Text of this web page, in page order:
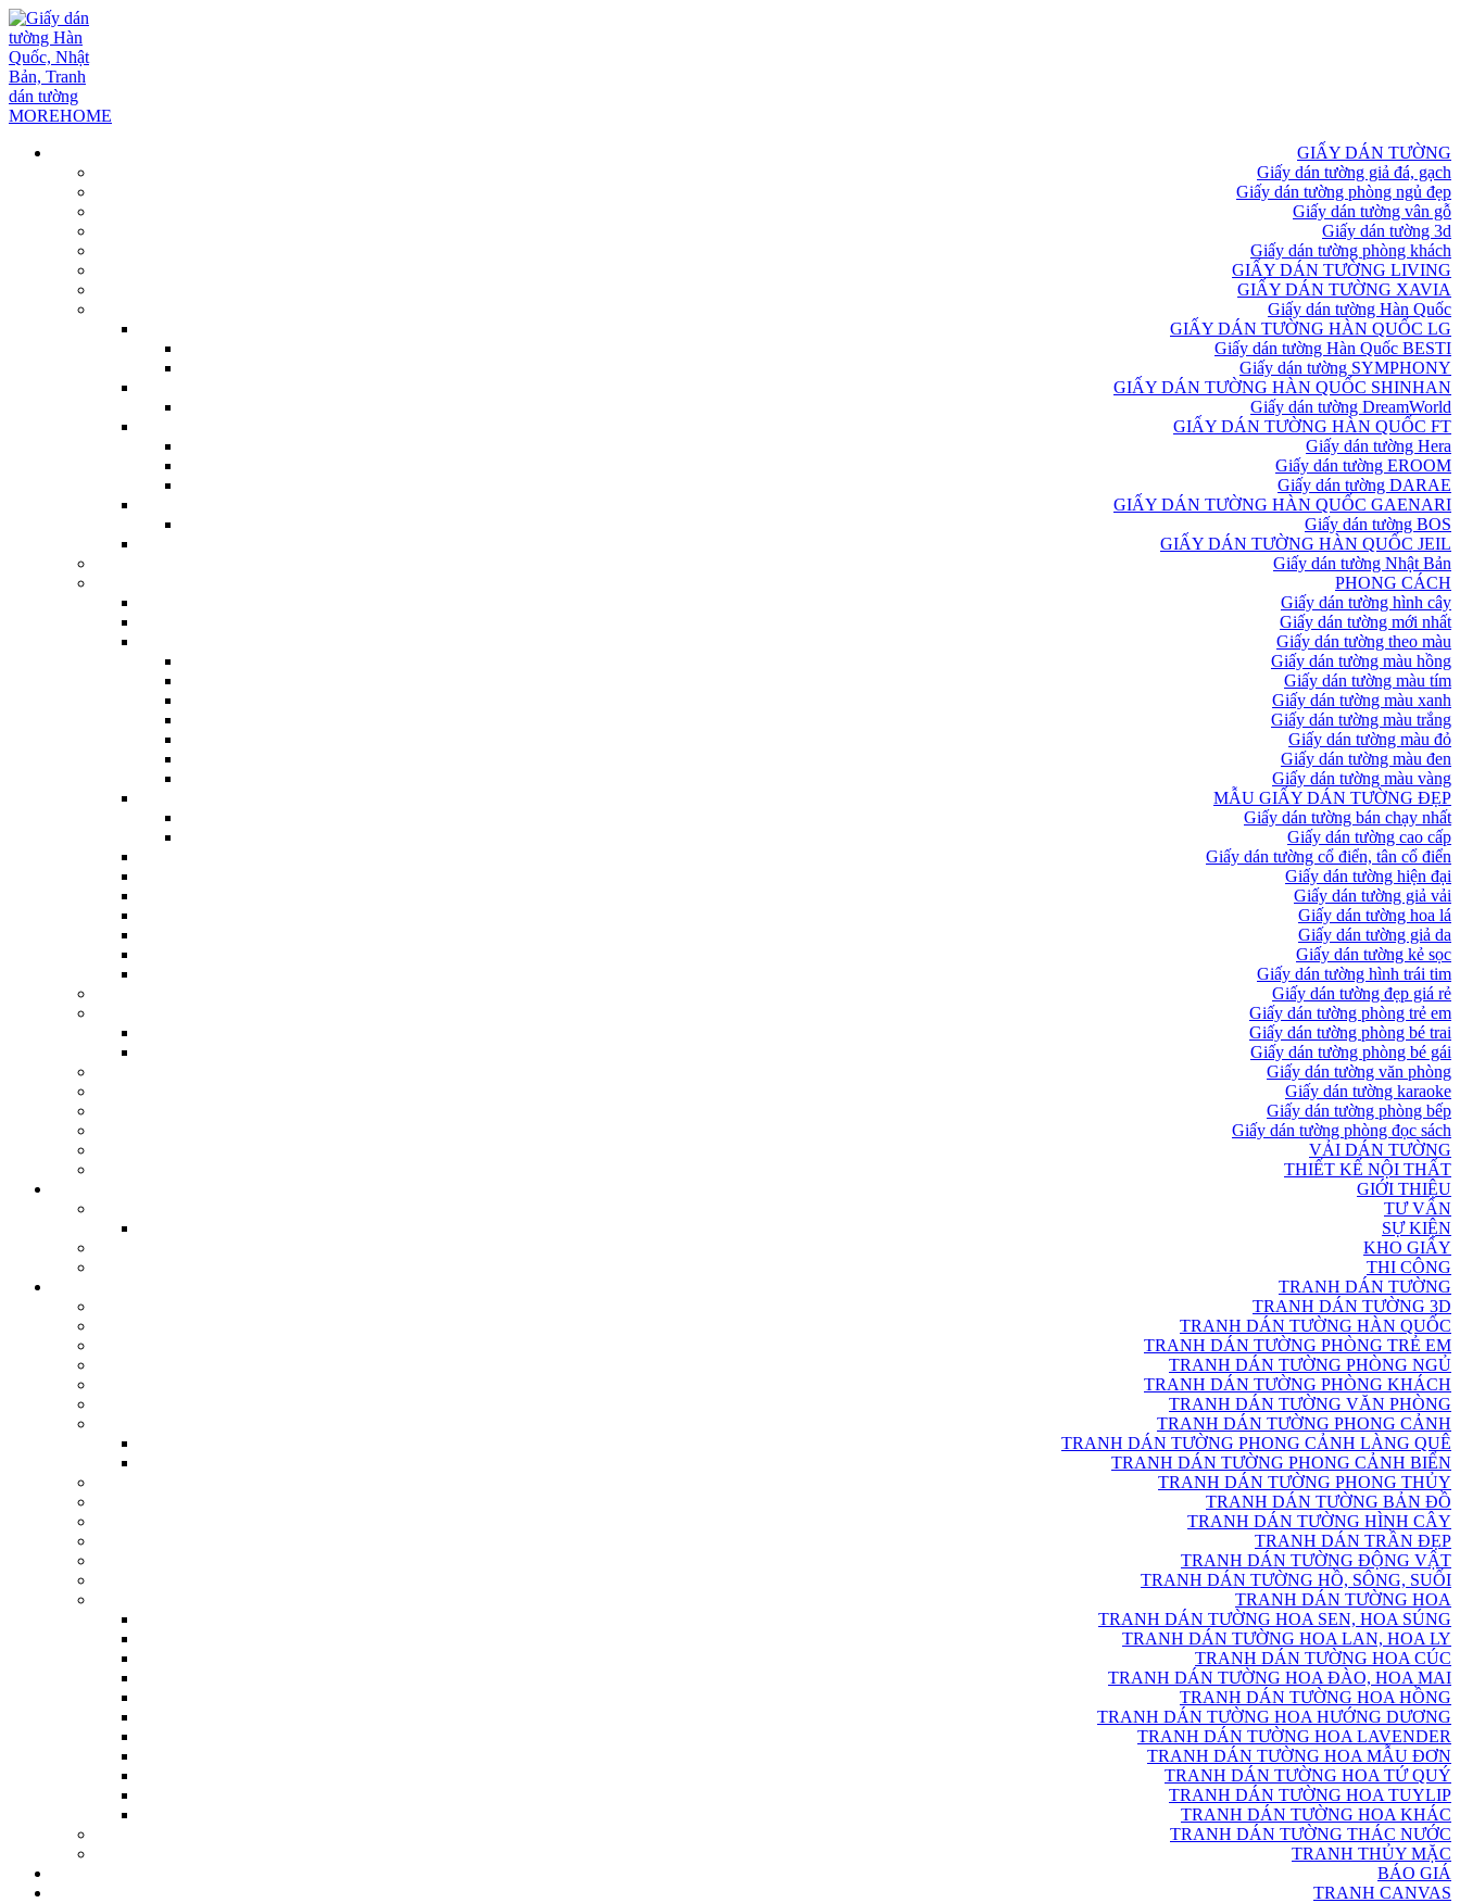
GIẤY DÁN TƯỜNG
Giấy dán tường giả đá, gạch
Giấy dán tường phòng ngủ đẹp
Giấy dán tường vân gỗ
Giấy dán tường 3d
Giấy dán tường phòng khách
GIẤY DÁN TƯỜNG LIVING
GIẤY DÁN TƯỜNG XAVIA
Giấy dán tường Hàn Quốc
GIẤY DÁN TƯỜNG HÀN QUỐC LG
Giấy dán tường Hàn Quốc BESTI
Giấy dán tường SYMPHONY
GIẤY DÁN TƯỜNG HÀN QUỐC SHINHAN
Giấy dán tường DreamWorld
GIẤY DÁN TƯỜNG HÀN QUỐC FT
Giấy dán tường Hera
Giấy dán tường EROOM
Giấy dán tường DARAE
GIẤY DÁN TƯỜNG HÀN QUỐC GAENARI
Giấy dán tường BOS
GIẤY DÁN TƯỜNG HÀN QUỐC JEIL
Giấy dán tường Nhật Bản
PHONG CÁCH
Giấy dán tường hình cây
Giấy dán tường mới nhất
Giấy dán tường theo màu
Giấy dán tường màu hồng
Giấy dán tường màu tím
Giấy dán tường màu xanh
Giấy dán tường màu trắng
Giấy dán tường màu đỏ
Giấy dán tường màu đen
Giấy dán tường màu vàng
MẪU GIẤY DÁN TƯỜNG ĐẸP
Giấy dán tường bán chạy nhất
Giấy dán tường cao cấp
Giấy dán tường cổ điển, tân cổ điển
Giấy dán tường hiện đại
Giấy dán tường giả vải
Giấy dán tường hoa lá
Giấy dán tường giả da
Giấy dán tường kẻ sọc
Giấy dán tường hình trái tim
Giấy dán tường đẹp giá rẻ
Giấy dán tường phòng trẻ em
Giấy dán tường phòng bé trai
Giấy dán tường phòng bé gái
Giấy dán tường văn phòng
Giấy dán tường karaoke
Giấy dán tường phòng bếp
Giấy dán tường phòng đọc sách
VẢI DÁN TƯỜNG
THIẾT KẾ NỘI THẤT
GIỚI THIỆU
TƯ VẤN
SỰ KIỆN
KHO GIẤY
THI CÔNG
TRANH DÁN TƯỜNG
TRANH DÁN TƯỜNG 3D
TRANH DÁN TƯỜNG HÀN QUỐC
TRANH DÁN TƯỜNG PHÒNG TRẺ EM
TRANH DÁN TƯỜNG PHÒNG NGỦ
TRANH DÁN TƯỜNG PHÒNG KHÁCH
TRANH DÁN TƯỜNG VĂN PHÒNG
TRANH DÁN TƯỜNG PHONG CẢNH
TRANH DÁN TƯỜNG PHONG CẢNH LÀNG QUÊ
TRANH DÁN TƯỜNG PHONG CẢNH BIỂN
TRANH DÁN TƯỜNG PHONG THỦY
TRANH DÁN TƯỜNG BẢN ĐỒ
TRANH DÁN TƯỜNG HÌNH CÂY
TRANH DÁN TRẦN ĐẸP
TRANH DÁN TƯỜNG ĐỘNG VẬT
TRANH DÁN TƯỜNG HỒ, SÔNG, SUỐI
TRANH DÁN TƯỜNG HOA
TRANH DÁN TƯỜNG HOA SEN, HOA SÚNG
TRANH DÁN TƯỜNG HOA LAN, HOA LY
TRANH DÁN TƯỜNG HOA CÚC
TRANH DÁN TƯỜNG HOA ĐÀO, HOA MAI
TRANH DÁN TƯỜNG HOA HỒNG
TRANH DÁN TƯỜNG HOA HƯỚNG DƯƠNG
TRANH DÁN TƯỜNG HOA LAVENDER
TRANH DÁN TƯỜNG HOA MẪU ĐƠN
TRANH DÁN TƯỜNG HOA TỨ QUÝ
TRANH DÁN TƯỜNG HOA TUYLIP
TRANH DÁN TƯỜNG HOA KHÁC
TRANH DÁN TƯỜNG THÁC NƯỚC
TRANH THỦY MẶC
BÁO GIÁ
TRANH CANVAS